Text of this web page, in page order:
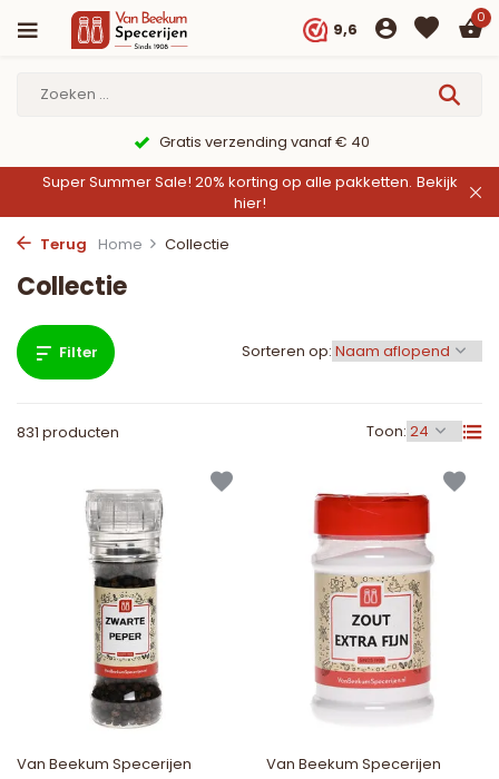
9,6
0
9,6/10 Webwinkelkeur ✔
Super Summer Sale! 20% korting op alle pakketten. Bekijk
hier!
Terug
Home Collectie
Collectie
Filter
831 producten Toon:
Sorteren op:
Van Beekum Specerijen
Van Beekum Specerijen